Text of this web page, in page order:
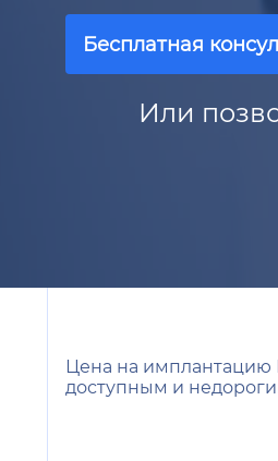
Бесплатная
Или
Цена на имплантацию
доступным и